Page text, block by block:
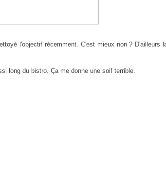
l'objectif récemment. C'est mieux non ? D'ailleurs
long du bistro. Ça me donne une soif terrible.